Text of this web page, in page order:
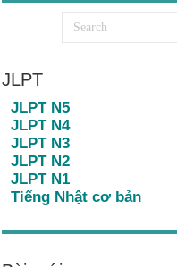
JLPT
JLPT N5
JLPT N4
JLPT N3
JLPT N2
JLPT N1
Tiếng Nhật cơ bản